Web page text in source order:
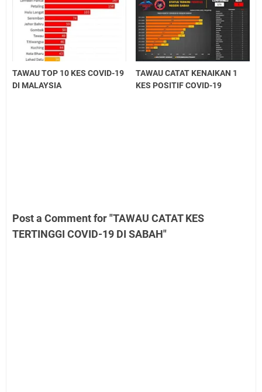
TAWAU TOP 10 KES COVID-19
DI MALAYSIA
TAWAU CATAT KENAIKAN 1
KES POSITIF COVID-19
Post a Comment for "TAWAU CATAT KES
TERTINGGI COVID-19 DI SABAH"